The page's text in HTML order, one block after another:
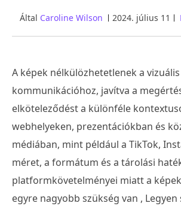
Által Caroline Wilson 2024. július 11
A képek nélkülözhetetlenek a vizuális
kommunikációhoz, javítva a
elköteleződést a különféle
webhelyeken, prezentációkban és
médiában, mint például a TikTok,
méret, a formátum és a tárolási
platformkövetelményei miatt a
egyre nagyobb szükség van , Legyen